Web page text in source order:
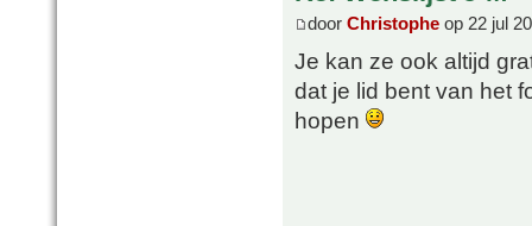
door Christophe op 22 jul
Je kan ze ook altijd
dat je lid bent van het
hopen